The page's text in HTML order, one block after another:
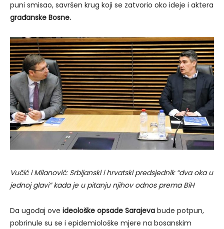
puni smisao, savršen krug koji se zatvorio oko ideje i aktera
građanske Bosne.
Vučić i Milanović: Srbijanski i hrvatski predsjednik “dva oka u
jednoj glavi” kada je u pitanju njihov odnos prema BiH
Da ugođaj ove ideološke opsade Sarajeva bude potpun,
pobrinule su se i epidemiološke mjere na bosanskim